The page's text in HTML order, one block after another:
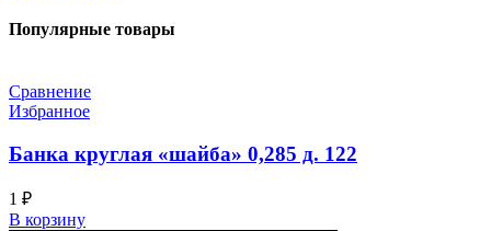
Популярные товары
Сравнение
Избранное
Банка круглая «шайба» 0,285 д. 122
1 ₽
В корзину